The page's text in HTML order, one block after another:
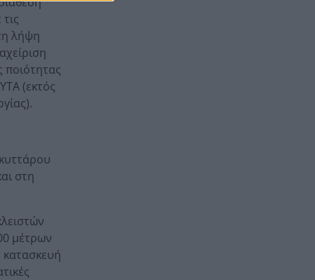
λήψη
ποιότητας
(εκτός
στη
μέτρων